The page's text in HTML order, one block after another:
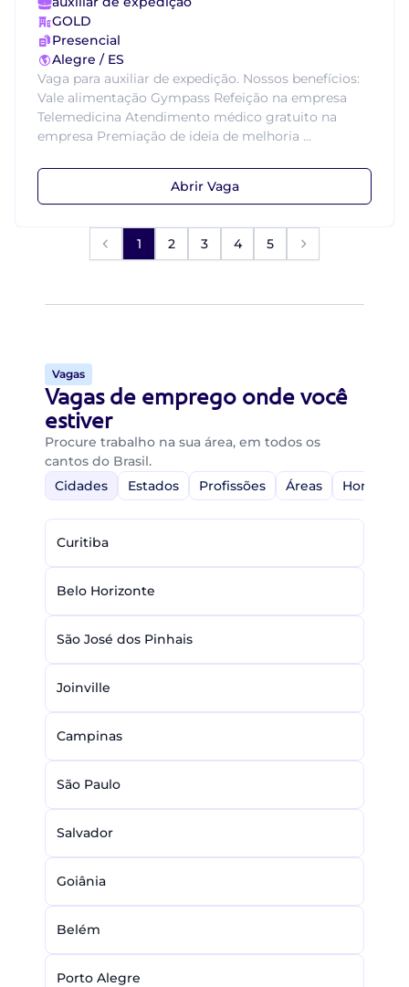
GOLD
Presencial
Alegre / ES
Vaga para auxiliar de expedição. Nossos benefícios:
Vale alimentação Gympass Refeição na empresa
Telemedicina Atendimento médico gratuito na
empresa Premiação de ideia de melhoria ...
Abrir Vaga
1 2 3 4 5
Vagas
Vagas de emprego onde você
estiver
Procure trabalho na sua área, em todos os
cantos do Brasil.
Cidades
Estados Profissões Áreas Home-
Curitiba
Belo Horizonte
São José dos Pinhais
Joinville
Campinas
São Paulo
Salvador
Goiânia
Belém
Porto Alegre